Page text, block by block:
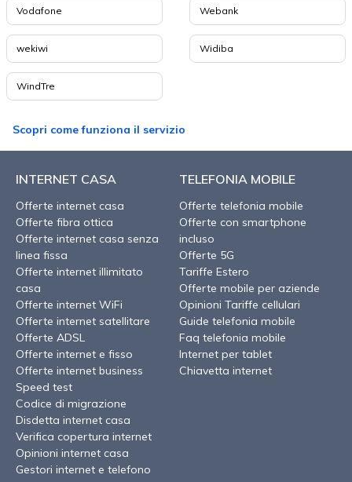
Vodafone Webank
wekiwi Widiba
WindTre
Scopri come funziona il servizio
INTERNET CASA
Offerte internet casa
Offerte fibra ottica
Offerte internet casa senza
linea fissa
Offerte internet illimitato
casa
Offerte internet WiFi
Offerte internet satellitare
Offerte ADSL
Offerte internet e fisso
Offerte internet business
Speed test
Codice di migrazione
Disdetta internet casa
Verifica copertura internet
Opinioni internet casa
Gestori internet e telefono
TELEFONIA MOBILE
Offerte telefonia mobile
Offerte con smartphone
incluso
Offerte 5G
Tariffe Estero
Offerte mobile per aziende
Opinioni Tariffe cellulari
Guide telefonia mobile
Faq telefonia mobile
Internet per tablet
Chiavetta internet